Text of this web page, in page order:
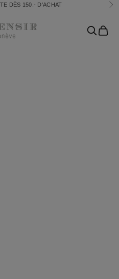
DÈS 150.- D'ACHAT
Panier